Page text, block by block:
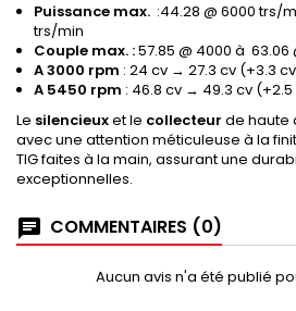
Puissance max. :44.28 @ 6000 trs/
trs/min
Couple max. :57.85 @ 4000 à 63.06
A 3000 rpm : 24 cv → 27.3 cv (+3.3
A 5450 rpm : 46.8 cv → 49.3 cv
Le silencieuxet le collecteur de haute
avec une attention méticuleuse à la
TIG faites à la main, assurant une
exceptionnelles.
COMMENTAIRES (0)
Aucun avis n'a été publié